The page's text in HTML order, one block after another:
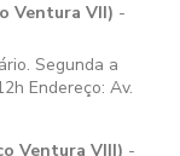
Ventura VII) -
Segunda a
Endereço: Av.
Ventura VIII) -